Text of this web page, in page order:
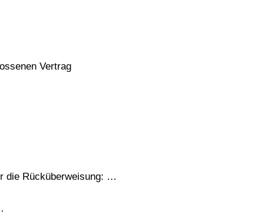
Vertrag
die Rücküberweisung: …